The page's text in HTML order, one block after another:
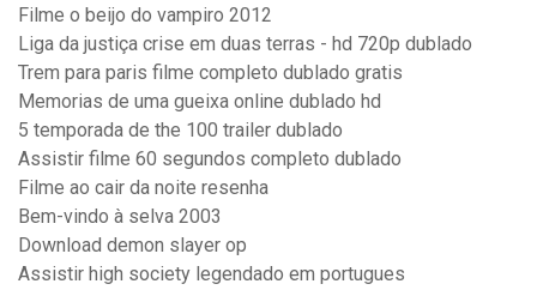
Filme o beijo do vampiro 2012
Liga da justiça crise em duas terras - hd 720p dublado
Trem para paris filme completo dublado gratis
Memorias de uma gueixa online dublado hd
5 temporada de the 100 trailer dublado
Assistir filme 60 segundos completo dublado
Filme ao cair da noite resenha
Bem-vindo à selva 2003
Download demon slayer op
Assistir high society legendado em portugues